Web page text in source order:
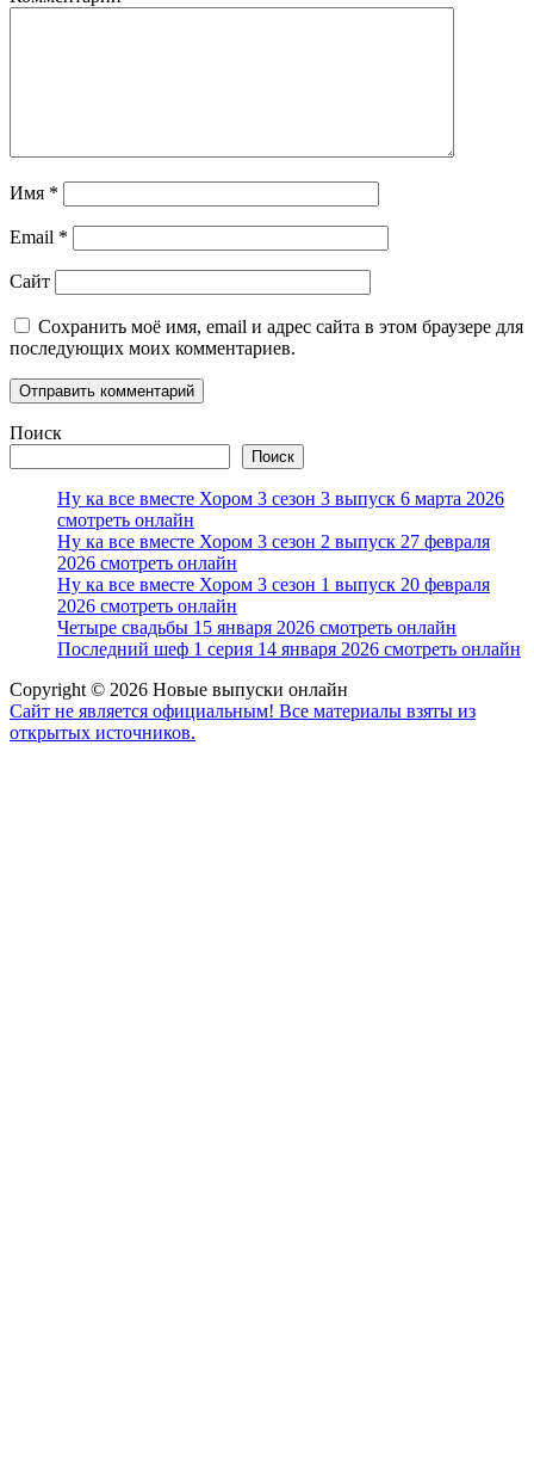
Имя *
Email *
Сайт
Сохранить моё имя, email и адрес сайта в этом браузере для
последующих моих комментариев.
Поиск
Поиск
Ну ка все вместе Хором 3 сезон 3 выпуск 6 марта 2026
смотреть онлайн
Ну ка все вместе Хором 3 сезон 2 выпуск 27 февраля
2026 смотреть онлайн
Ну ка все вместе Хором 3 сезон 1 выпуск 20 февраля
2026 смотреть онлайн
Четыре свадьбы 15 января 2026 смотреть онлайн
Последний шеф 1 серия 14 января 2026 смотреть онлайн
Copyright © 2026 Новые выпуски онлайн
Сайт не является официальным! Все материалы взяты из
открытых источников.